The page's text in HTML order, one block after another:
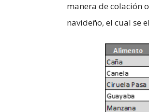
manera de colación
navideño, el cual se